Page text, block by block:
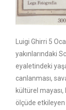
Luigi Ghirri 5
yakınlarındaki
eyaletindeki
canlanması,
kültürel
ölçüde etkileyen